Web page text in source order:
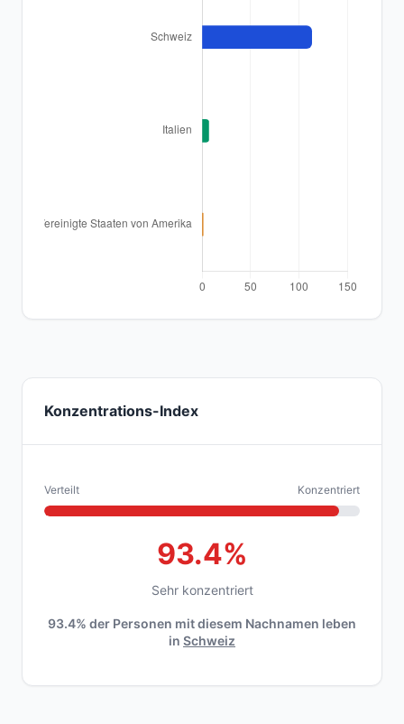
Konzentrations-Index
Verteilt Konzentriert
93.4%
Sehr konzentriert
93.4% der Personen mit diesem Nachnamen leben
in Schweiz